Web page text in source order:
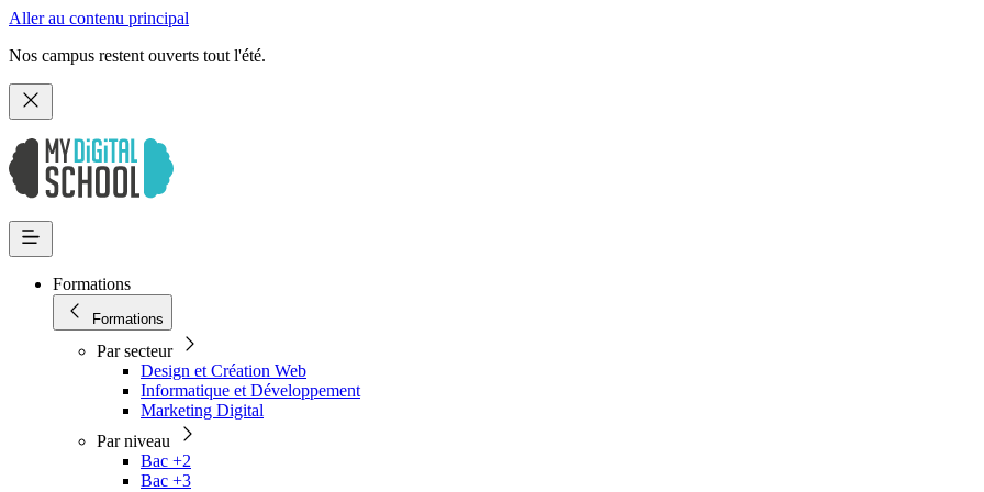
Aller au contenu principal
Nos campus restent ouverts tout l'été.
Formations
Formations
Par secteur
Design et Création Web
Informatique et Développement
Marketing Digital
Par niveau
Bac +2
Bac +3